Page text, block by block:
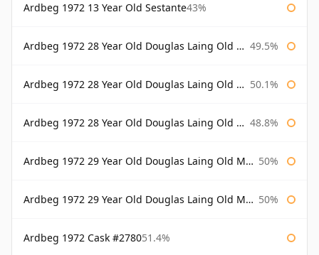
Ardbeg 1972 13 Year Old Sestante43%
Ardbeg 1972 28 Year Old Douglas Laing Old Malt Cask 49.5%
Ardbeg 1972 28 Year Old Douglas Laing Old Malt Cask Bottled 2000 50.1%
Ardbeg 1972 28 Year Old Douglas Laing Old Malt Cask Bottled 2001 48.8%
Ardbeg 1972 29 Year Old Douglas Laing Old Malt Cask 50%
Ardbeg 1972 29 Year Old Douglas Laing Old Malt Cask Bottled 2001 50%
Ardbeg 1972 Cask #278051.4%